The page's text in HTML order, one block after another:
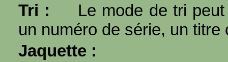
Tri :
Le mode de tri
un numéro de série, un titre
Jaquette :